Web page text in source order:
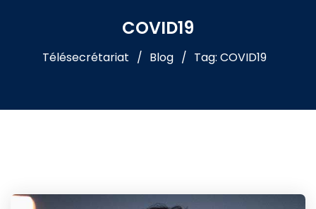
COVID19
Télésecrétariat Blog Tag: COVID19